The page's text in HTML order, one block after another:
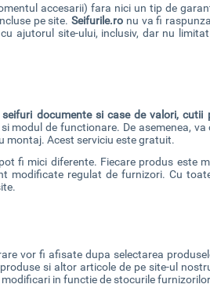
accesarii) fara nici un tip de
pe site.Seifurile.ro nu va fi
ajutorul site-ului, inclusiv, dar nu
documente si case de valori, cutii
modul de functionare. De asemenea,
montaj. Acest serviciu este gratuit.
fi mici diferente. Fiecare produs este
modificate regulat de furnizori. Cu
vor fi afisate dupa selectarea
si altor articole de pe site-ul
in functie de stocurile